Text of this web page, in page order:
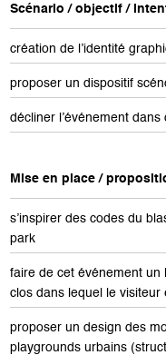
Scénario / objectif /
création de l’identité
proposer un dispositif
décliner l’événement
Mise en place /
s’inspirer des codes du
park
faire de cet événement un
clos dans lequel le visiteur
proposer un design des
playgrounds urbains